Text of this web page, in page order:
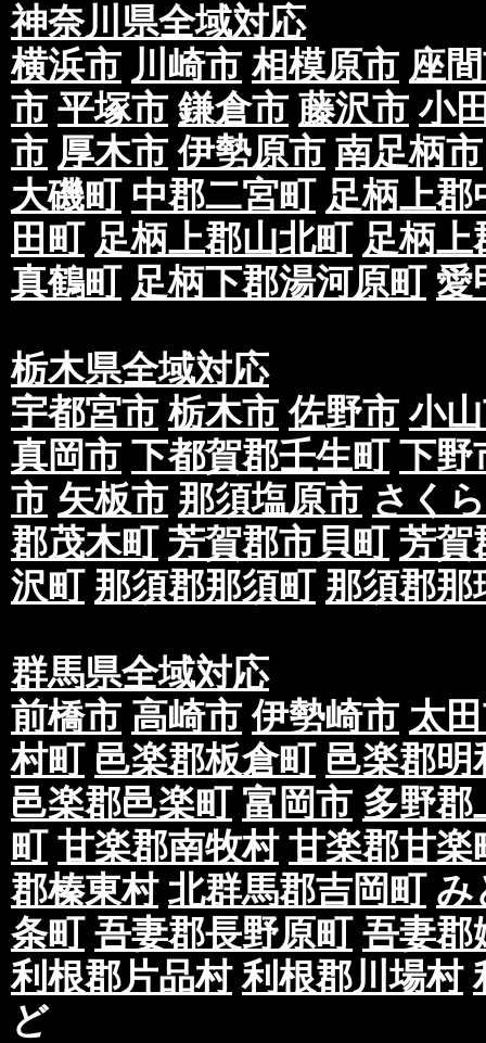
神奈川県全域対応
横浜市 川崎市 相模原市 座
市 平塚市 鎌倉市 藤沢市 小
市 厚木市 伊勢原市 南足柄市
大磯町 中郡二宮町 足柄上郡
田町 足柄上郡山北町 足柄上
真鶴町 足柄下郡湯河原町 愛
栃木県全域対応
宇都宮市 栃木市 佐野市 小
真岡市 下都賀郡壬生町 下野
市 矢板市 那須塩原市 さく
郡茂木町 芳賀郡市貝町 芳賀
沢町 那須郡那須町 那須郡那
群馬県全域対応
前橋市 高崎市 伊勢崎市 太
村町 邑楽郡板倉町 邑楽郡明
邑楽郡邑楽町 富岡市 多野郡
町 甘楽郡南牧村 甘楽郡甘楽
郡榛東村 北群馬郡吉岡町 み
条町 吾妻郡長野原町 吾妻郡
利根郡片品村 利根郡川場村
ど